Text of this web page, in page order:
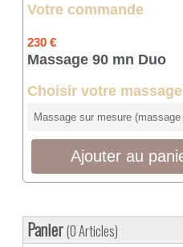
Votre commande
230 €
Massage 90 mn Duo
Choisir votre massage
Panier(0 Articles)